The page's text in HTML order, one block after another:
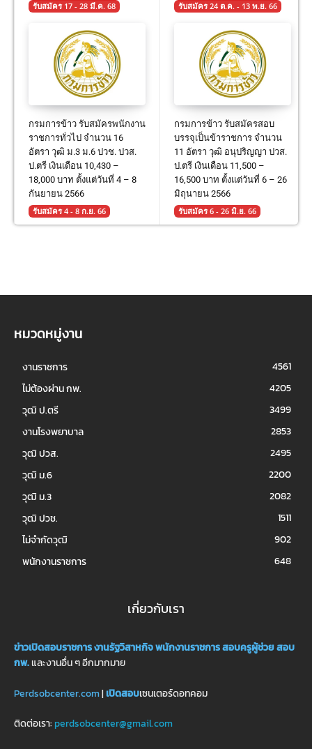
รับสมัคร 17 - 28 มี.ค. 68
รับสมัคร 24 ต.ค. - 13 พ.ย. 66
กรมการข้าว รับสมัครพนักงาน
ราชการทั่วไป จำนวน 16
อัตรา วุฒิ ม.3 ม.6 ปวช. ปวส.
ป.ตรี เงินเดือน 10,430 –
18,000 บาท ตั้งแต่วันที่ 4 – 8
กันยายน 2566
รับสมัคร 4 - 8 ก.ย. 66
กรมการข้าว รับสมัครสอบ
บรรจุเป็นข้าราชการ จำนวน
11 อัตรา วุฒิ อนุปริญญา ปวส.
ป.ตรี เงินเดือน 11,500 –
16,500 บาท ตั้งแต่วันที่ 6 – 26
มิถุนายน 2566
รับสมัคร 6 - 26 มิ.ย. 66
หมวดหมู่งาน
งานราชการ
4561
ไม่ต้องผ่าน กพ.
4205
วุฒิ ป.ตรี
3499
งานโรงพยาบาล
2853
วุฒิ ปวส.
2495
วุฒิ ม.6
2200
วุฒิ ม.3
2082
วุฒิ ปวช.
1511
ไม่จำกัดวุฒิ
902
พนักงานราชการ
648
เกี่ยวกับเรา
ข่าวเปิดสอบราชการงานรัฐวิสาหกิจพนักงานราชการสอบครูผู้ช่วยสอบ
กพ.และงานอื่น ๆ อีกมากมาย
Perdsobcenter.com|เปิดสอบเซนเตอร์ดอทคอม
ติดต่อเรา: perdsobcenter@gmail.com